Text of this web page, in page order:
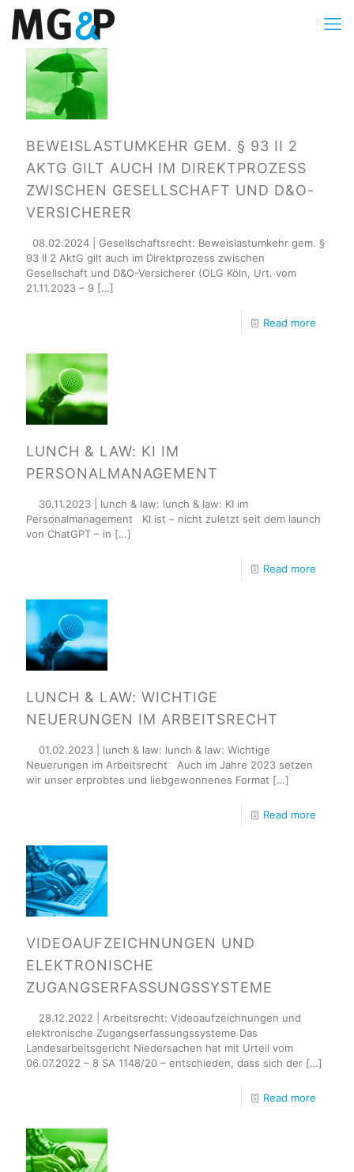
BEWEISLASTUMKEHR GEM. § 93 II 2
AKTG GILT AUCH IM DIREKTPROZESS
ZWISCHEN GESELLSCHAFT UND D&O-
VERSICHERER
08.02.2024 | Gesellschaftsrecht: Beweislastumkehr gem. §
93 II 2 AktG gilt auch im Direktprozess zwischen
Gesellschaft und D&O-Versicherer (OLG Köln, Urt. vom
21.11.2023 – 9 […]
Read more
LUNCH & LAW: KI IM
PERSONALMANAGEMENT
30.11.2023 | lunch & law: lunch & law: KI im
Personalmanagement KI ist – nicht zuletzt seit dem launch
von ChatGPT – in […]
Read more
LUNCH & LAW: WICHTIGE
NEUERUNGEN IM ARBEITSRECHT
01.02.2023 | lunch & law: lunch & law: Wichtige
Neuerungen im Arbeitsrecht Auch im Jahre 2023 setzen
wir unser erprobtes und liebgewonnenes Format […]
Read more
VIDEOAUFZEICHNUNGEN UND
ELEKTRONISCHE
ZUGANGSERFASSUNGSSYSTEME
28.12.2022 | Arbeitsrecht: Videoaufzeichnungen und
elektronische Zugangserfassungssysteme Das
Landesarbeitsgericht Niedersachen hat mit Urteil vom
06.07.2022 – 8 SA 1148/20 – entschieden, dass sich der […]
Read more